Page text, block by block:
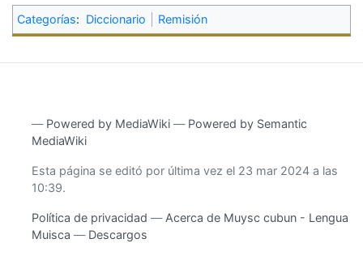
Categorías: Diccionario Remisión
― Powered by MediaWiki ― Powered by Semantic
MediaWiki
Esta página se editó por última vez el 23 mar 2024 a las
10:39.
Política de privacidad
Acerca de Muysc cubun - Lengua
Muisca
Descargos